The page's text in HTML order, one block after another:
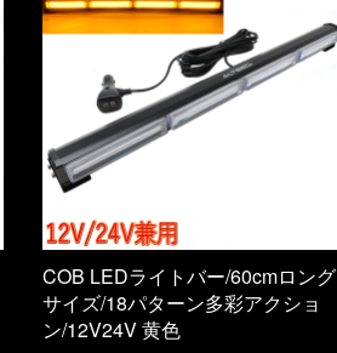
COB LEDライトバー/60cmロング
サイズ/18パターン多彩アクショ
ン/12V24V 黄色